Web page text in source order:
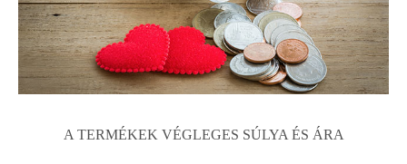
A TERMÉKEK VÉGLEGES SÚLYA ÉS ÁRA